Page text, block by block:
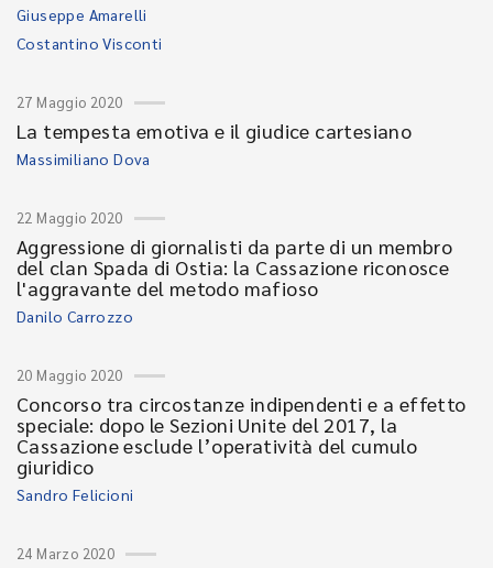
Giuseppe Amarelli
Costantino Visconti
27 Maggio 2020
La tempesta emotiva e il giudice cartesiano
Massimiliano Dova
22 Maggio 2020
Aggressione di giornalisti da parte di un membro
del clan Spada di Ostia: la Cassazione riconosce
l'aggravante del metodo mafioso
Danilo Carrozzo
20 Maggio 2020
Concorso tra circostanze indipendenti e a effetto
speciale: dopo le Sezioni Unite del 2017, la
Cassazione esclude l’operatività del cumulo
giuridico
Sandro Felicioni
24 Marzo 2020